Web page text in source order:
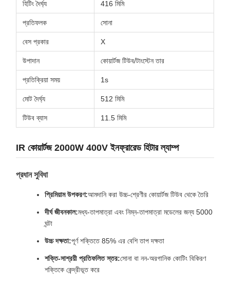
হিটিং দৈর্ঘ্য 416 মিমি
প্রতিফলক সোনা
বেস প্রকার X
উপাদান কোয়ার্টজ টিউব/টাংস্টেন তার
প্রতিক্রিয়া সময় 1s
মোট দৈর্ঘ্য 512 মিমি
টিউব ব্যাস 11.5 মিমি
IR কোয়ার্টজ 2000W 400V ইনফ্রারেড হিটার ল্যাম্প
প্রধান সুবিধা
প্রিমিয়াম উপকরণ:আমদানি করা উচ্চ-শ্রেণীর কোয়ার্টজ টিউব থেকে তৈরি
দীর্ঘ জীবনকাল:মধ্য-তাপমাত্রা এবং নিম্ন-তাপমাত্রা মডেলের জন্য 5000
ঘন্টা
উচ্চ দক্ষতা:পূর্ণ শক্তিতে 85% এর বেশি তাপ দক্ষতা
শক্তি-সাশ্রয়ী প্রতিফলিত স্তর:সোনা বা নন-অরগানিক কোটিং বিকিরণ
শক্তিকে কেন্দ্রীভূত করে